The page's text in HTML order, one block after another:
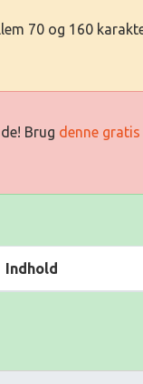
70 og 160
Brug denne
Indhold